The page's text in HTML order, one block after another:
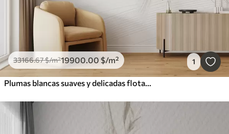
33166.67$/m²19900.00 $/m² 1
Plumas blancas suaves y delicadas flotando sobre un fondo claro